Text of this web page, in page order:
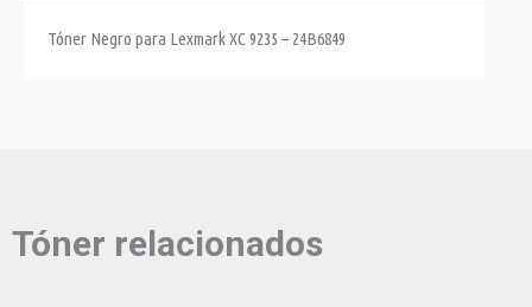
Tóner Negro para Lexmark XC 9235 – 24B6849
Tóner relacionados